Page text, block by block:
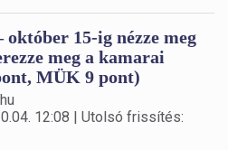
15-ig nézze meg
meg a kamarai
MÜK 9 pont)
12:08 | Utolsó frissítés: